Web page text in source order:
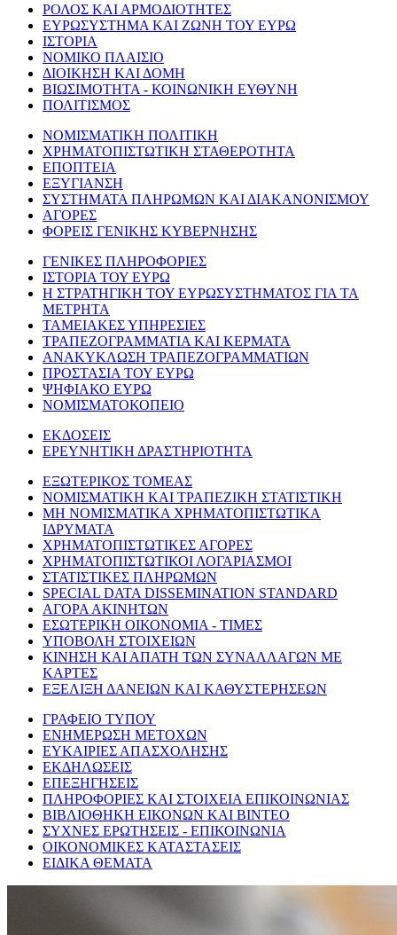
ΡΟΛΟΣ ΚΑΙ ΑΡΜΟΔΙΟΤΗΤΕΣ
ΕΥΡΩΣΥΣΤΗΜΑ ΚΑΙ ΖΩΝΗ ΤΟΥ ΕΥΡΩ
ΙΣΤΟΡΙΑ
ΝΟΜΙΚΟ ΠΛΑΙΣΙΟ
ΔΙΟΙΚΗΣΗ ΚΑΙ ΔΟΜΗ
ΒΙΩΣΙΜΟΤΗΤΑ - ΚΟΙΝΩΝΙΚΗ ΕΥΘΥΝΗ
ΠΟΛΙΤΙΣΜΟΣ
ΝΟΜΙΣΜΑΤΙΚΗ ΠΟΛΙΤΙΚΗ
ΧΡΗΜΑΤΟΠΙΣΤΩΤΙΚΗ ΣΤΑΘΕΡΟΤΗΤΑ
ΕΠΟΠΤΕΙΑ
ΕΞΥΓΙΑΝΣΗ
ΣΥΣΤΗΜΑΤΑ ΠΛΗΡΩΜΩΝ ΚΑΙ ΔΙΑΚΑΝΟΝΙΣΜΟΥ
ΑΓΟΡΕΣ
ΦΟΡΕΙΣ ΓΕΝΙΚΗΣ ΚΥΒΕΡΝΗΣΗΣ
ΓΕΝΙΚΕΣ ΠΛΗΡΟΦΟΡΙΕΣ
ΙΣΤΟΡΙΑ ΤΟΥ ΕΥΡΩ
Η ΣΤΡΑΤΗΓΙΚΗ ΤΟΥ ΕΥΡΩΣΥΣΤΗΜΑΤΟΣ ΓΙΑ ΤΑ
ΜΕΤΡΗΤΑ
ΤΑΜΕΙΑΚΕΣ ΥΠΗΡΕΣΙΕΣ
ΤΡΑΠΕΖΟΓΡΑΜΜΑΤΙΑ ΚΑΙ ΚΕΡΜΑΤΑ
ΑΝΑΚΥΚΛΩΣΗ ΤΡΑΠΕΖΟΓΡΑΜΜΑΤΙΩΝ
ΠΡΟΣΤΑΣΙΑ ΤΟΥ ΕΥΡΩ
ΨΗΦΙΑΚΟ ΕΥΡΩ
ΝΟΜΙΣΜΑΤΟΚΟΠΕΙΟ
ΕΚΔΟΣΕΙΣ
ΕΡΕΥΝΗΤΙΚΗ ΔΡΑΣΤΗΡΙΟΤΗΤΑ
ΕΞΩΤΕΡΙΚΟΣ ΤΟΜΕΑΣ
ΝΟΜΙΣΜΑΤΙΚΗ ΚΑΙ ΤΡΑΠΕΖΙΚΗ ΣΤΑΤΙΣΤΙΚΗ
ΜΗ ΝΟΜΙΣΜΑΤΙΚΑ ΧΡΗΜΑΤΟΠΙΣΤΩΤΙΚΑ
ΙΔΡΥΜΑΤΑ
ΧΡΗΜΑΤΟΠΙΣΤΩΤΙΚΕΣ ΑΓΟΡΕΣ
ΧΡΗΜΑΤΟΠΙΣΤΩΤΙΚΟΙ ΛΟΓΑΡΙΑΣΜΟΙ
ΣΤΑΤΙΣΤΙΚΕΣ ΠΛΗΡΩΜΩΝ
SPECIAL DATA DISSEMINATION STANDARD
ΑΓΟΡΑ ΑΚΙΝΗΤΩΝ
ΕΣΩΤΕΡΙΚΗ ΟΙΚΟΝΟΜΙΑ - ΤΙΜΕΣ
ΥΠΟΒΟΛΗ ΣΤΟΙΧΕΙΩΝ
ΚΙΝΗΣΗ ΚΑΙ ΑΠΑΤΗ ΤΩΝ ΣΥΝΑΛΛΑΓΩΝ ΜΕ
ΚΑΡΤΕΣ
ΕΞΕΛΙΞΗ ΔΑΝΕΙΩΝ ΚΑΙ ΚΑΘΥΣΤΕΡΗΣΕΩΝ
ΓΡΑΦΕΙΟ ΤΥΠΟΥ
ΕΝΗΜΕΡΩΣΗ ΜΕΤΟΧΩΝ
ΕΥΚΑΙΡΙΕΣ ΑΠΑΣΧΟΛΗΣΗΣ
ΕΚΔΗΛΩΣΕΙΣ
ΕΠΕΞΗΓΗΣΕΙΣ
ΠΛΗΡΟΦΟΡΙΕΣ ΚΑΙ ΣΤΟΙΧΕΙΑ ΕΠΙΚΟΙΝΩΝΙΑΣ
ΒΙΒΛΙΟΘΗΚΗ ΕΙΚΟΝΩΝ ΚΑΙ ΒΙΝΤΕΟ
ΣΥΧΝΕΣ ΕΡΩΤΗΣΕΙΣ - ΕΠΙΚΟΙΝΩΝΙΑ
ΟΙΚΟΝΟΜΙΚΕΣ ΚΑΤΑΣΤΑΣΕΙΣ
ΕΙΔΙΚΑ ΘΕΜΑΤΑ